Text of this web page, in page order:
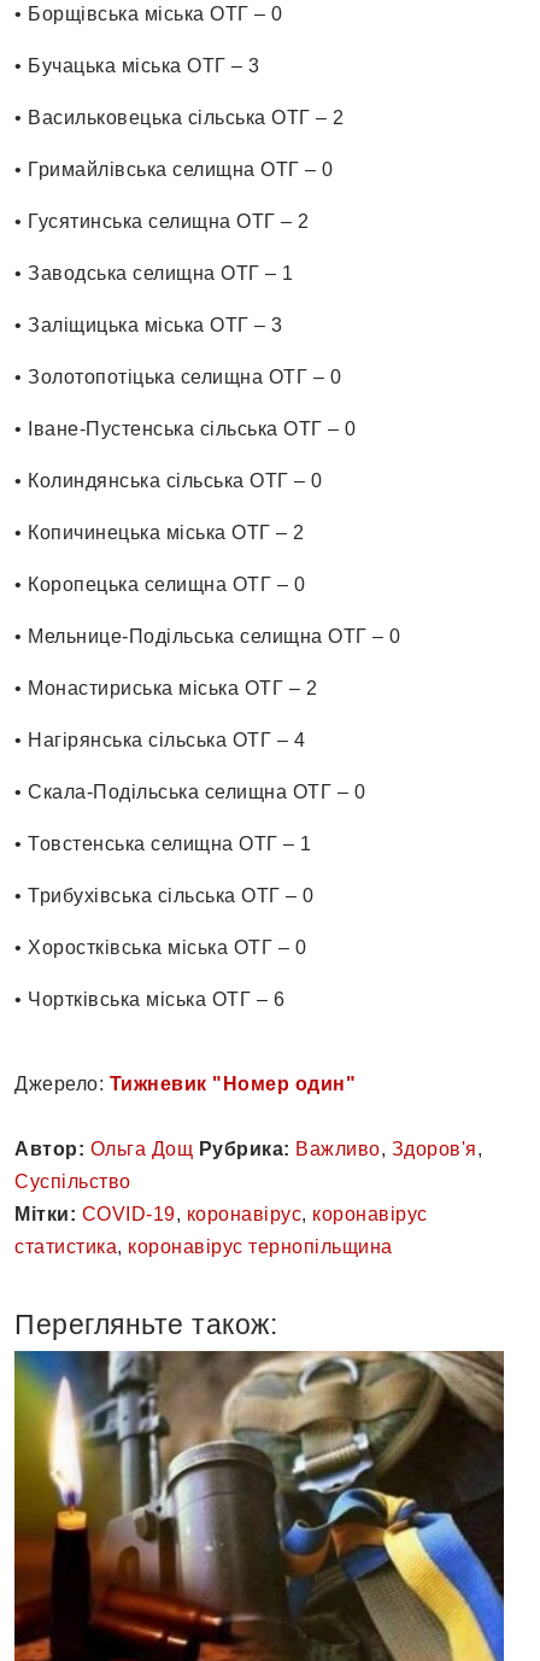
• Борщівська міська ОТГ – 0
• Бучацька міська ОТГ – 3
• Васильковецька сільська ОТГ – 2
• Гримайлівська селищна ОТГ – 0
• Гусятинська селищна ОТГ – 2
• Заводська селищна ОТГ – 1
• Заліщицька міська ОТГ – 3
• Золотопотіцька селищна ОТГ – 0
• Іване-Пустенська сільська ОТГ – 0
• Колиндянська сільська ОТГ – 0
• Копичинецька міська ОТГ – 2
• Коропецька селищна ОТГ – 0
• Мельнице-Подільська селищна ОТГ – 0
• Монастириська міська ОТГ – 2
• Нагірянська сільська ОТГ – 4
• Скала-Подільська селищна ОТГ – 0
• Товстенська селищна ОТГ – 1
• Трибухівська сільська ОТГ – 0
• Хоростківська міська ОТГ – 0
• Чортківська міська ОТГ – 6
Джерело: Тижневик "Номер один"
Автор: Ольга Дощ Рубрика: Важливо, Здоров'я,
Суспільство
Мітки: COVID-19, коронавірус, коронавірус
статистика, коронавірус тернопільщина
Перегляньте також: